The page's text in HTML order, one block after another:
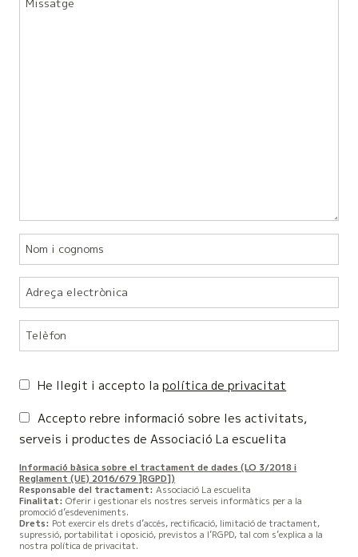
He llegit i accepto lapolítica de privacitat
Accepto rebre informació sobre les activitats,
serveis i productes de Associació La escuelita
Informació bàsica sobre el tractament de dades (LO 3/2018 i
Reglament (UE) 2016/679 ]RGPD])
Responsable del tractament: Associació La escuelita
Finalitat: Oferir i gestionar els nostres serveis informàtics per a la
promoció d’esdeveniments.
Drets: Pot exercir els drets d’accés, rectificació, limitació de tractament,
supressió, portabilitat i oposició, previstos a l’RGPD, tal com s’explica a la
nostra política de privacitat.